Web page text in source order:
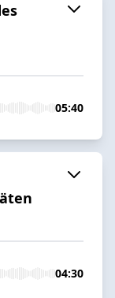
05:40
04:30